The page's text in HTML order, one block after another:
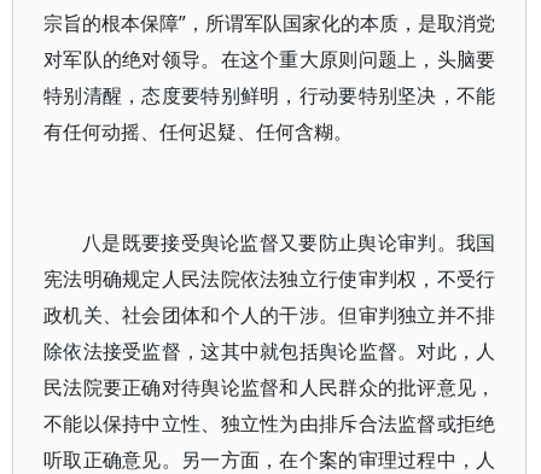
宗旨的根本保障”，所谓军队国家化的本质，是取消党
对军队的绝对领导。在这个重大原则问题上，头脑要
特别清醒，态度要特别鲜明，行动要特别坚决，不能
有任何动摇、任何迟疑、任何含糊。
八是既要接受舆论监督又要防止舆论审判。我国
宪法明确规定人民法院依法独立行使审判权，不受行
政机关、社会团体和个人的干涉。但审判独立并不排
除依法接受监督，这其中就包括舆论监督。对此，人
民法院要正确对待舆论监督和人民群众的批评意见，
不能以保持中立性、独立性为由排斥合法监督或拒绝
听取正确意见。另一方面，在个案的审理过程中，人